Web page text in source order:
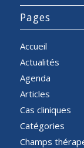
Pages
Accueil
Actualités
Agenda
Articles
Cas cliniques
Catégories
Champs